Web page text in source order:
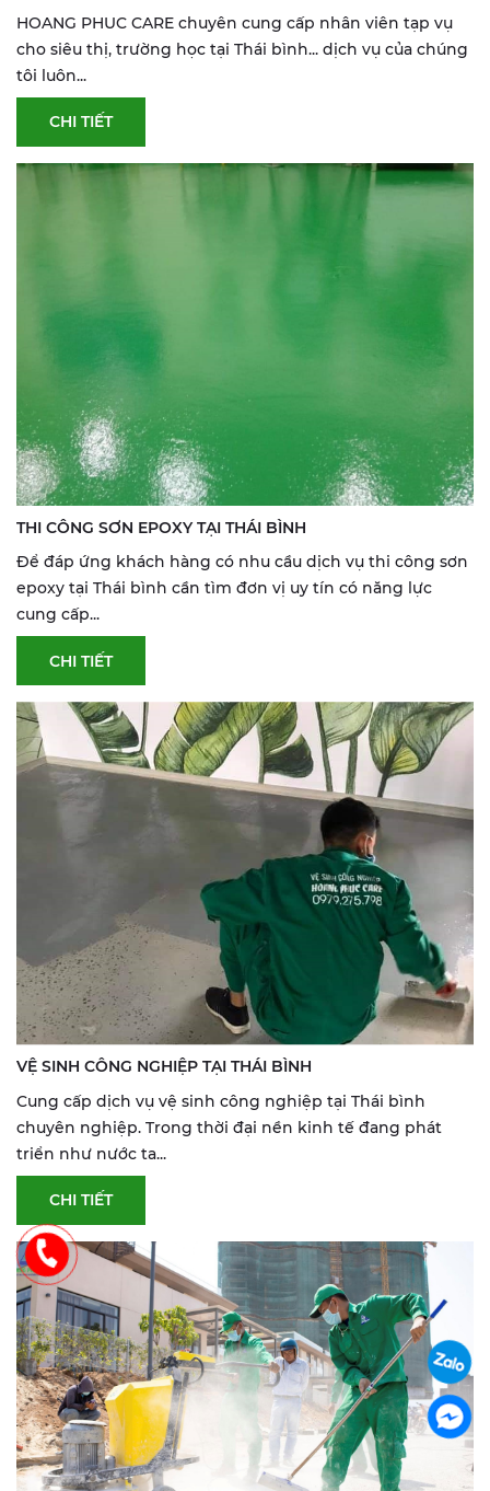
BÌNH
HOANG PHUC CARE chuyên cung cấp nhân viên tạp vụ
cho siêu thị, trường học tại Thái bình... dịch vụ của chúng
tôi luôn...
CHI TIẾT
THI CÔNG SƠN EPOXY TẠI THÁI BÌNH
Để đáp ứng khách hàng có nhu cầu dịch vụ thi công sơn
epoxy tại Thái bình cần tìm đơn vị uy tín có năng lực
cung cấp...
CHI TIẾT
VỆ SINH CÔNG NGHIỆP TẠI THÁI BÌNH
Cung cấp dịch vụ vệ sinh công nghiệp tại Thái bình
chuyên nghiệp. Trong thời đại nền kinh tế đang phát
triển như nước ta...
CHI TIẾT